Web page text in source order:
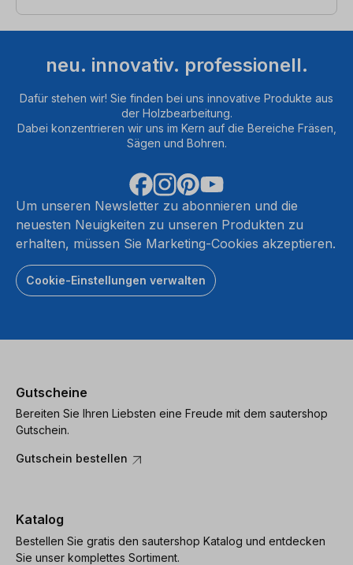
neu. innovativ. professionell.
Dafür stehen wir! Sie finden bei uns innovative Produkte aus
der Holzbearbeitung.
Dabei konzentrieren wir uns im Kern auf die Bereiche Fräsen,
Sägen und Bohren.
Um unseren Newsletter zu abonnieren und die
neuesten Neuigkeiten zu unseren Produkten zu
erhalten, müssen Sie Marketing-Cookies akzeptieren.
Cookie-Einstellungen verwalten
Gutscheine
Bereiten Sie Ihren Liebsten eine Freude mit dem sautershop
Gutschein.
Gutschein bestellen
Katalog
Bestellen Sie gratis den sautershop Katalog und entdecken
Sie unser komplettes Sortiment.